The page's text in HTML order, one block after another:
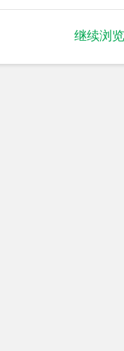
继续浏